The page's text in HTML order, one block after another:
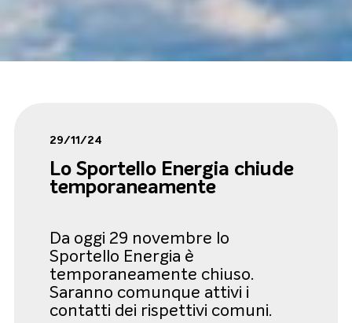
29/11/24
Lo Sportello Energia chiude
temporaneamente
Da oggi 29 novembre lo
Sportello Energia è
temporaneamente chiuso.
Saranno comunque attivi i
contatti dei rispettivi comuni.